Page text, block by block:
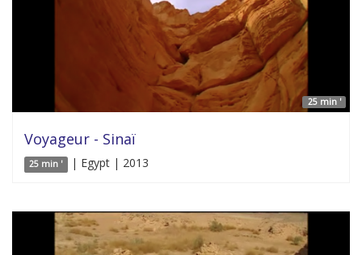
25 min '
Voyageur - Sinaï
25 min ' | Egypt | 2013